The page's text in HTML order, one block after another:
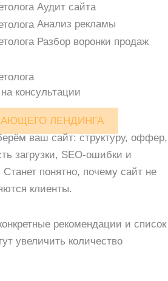
Аудит сайта
Анализ рекламы
Разбор воронки продаж
консультации
ЛЕНДИНГА
ваш сайт: структуру, оффер,
загрузки, SEO-ошибки и
Станет понятно, почему сайт не
клиенты.
рекомендации и список
увеличить количество